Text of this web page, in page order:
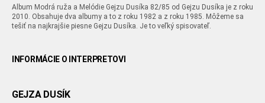
Album Modrá ruža a Melódie Gejzu Dusíka 82/85 od Gejzu Dusíka je z roku
2010. Obsahuje dva albumy a to z roku 1982 a z roku 1985. Môžeme sa
tešiť na najkrajšie piesne Gejzu Dusíka. Je to veľký spisovateľ.
INFORMÁCIE O INTERPRETOVI
GEJZA DUSÍK